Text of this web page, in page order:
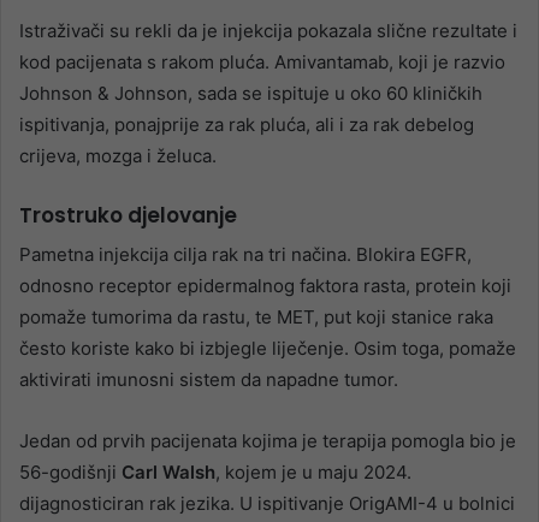
Istraživači su rekli da je injekcija pokazala slične rezultate i
kod pacijenata s rakom pluća. Amivantamab, koji je razvio
Johnson & Johnson, sada se ispituje u oko 60 kliničkih
ispitivanja, ponajprije za rak pluća, ali i za rak debelog
crijeva, mozga i želuca.
Trostruko djelovanje
Pametna injekcija cilja rak na tri načina. Blokira EGFR,
odnosno receptor epidermalnog faktora rasta, protein koji
pomaže tumorima da rastu, te MET, put koji stanice raka
često koriste kako bi izbjegle liječenje. Osim toga, pomaže
aktivirati imunosni sistem da napadne tumor.
Jedan od prvih pacijenata kojima je terapija pomogla bio je
56-godišnji Carl Walsh, kojem je u maju 2024.
dijagnosticiran rak jezika. U ispitivanje OrigAMI-4 u bolnici